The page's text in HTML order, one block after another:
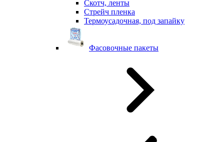
Скотч, ленты
Стрейч пленка
Термоусадочная, под запайку
Фасовочные пакеты